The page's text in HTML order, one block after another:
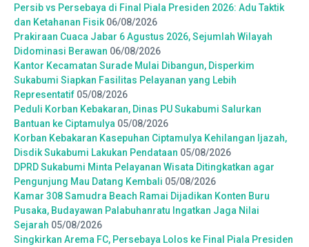
Persib vs Persebaya di Final Piala Presiden 2026: Adu Taktik
dan Ketahanan Fisik 06/08/2026
Prakiraan Cuaca Jabar 6 Agustus 2026, Sejumlah Wilayah
Didominasi Berawan 06/08/2026
Kantor Kecamatan Surade Mulai Dibangun, Disperkim
Sukabumi Siapkan Fasilitas Pelayanan yang Lebih
Representatif 05/08/2026
Peduli Korban Kebakaran, Dinas PU Sukabumi Salurkan
Bantuan ke Ciptamulya 05/08/2026
Korban Kebakaran Kasepuhan Ciptamulya Kehilangan Ijazah,
Disdik Sukabumi Lakukan Pendataan 05/08/2026
DPRD Sukabumi Minta Pelayanan Wisata Ditingkatkan agar
Pengunjung Mau Datang Kembali 05/08/2026
Kamar 308 Samudra Beach Ramai Dijadikan Konten Buru
Pusaka, Budayawan Palabuhanratu Ingatkan Jaga Nilai
Sejarah 05/08/2026
Singkirkan Arema FC, Persebaya Lolos ke Final Piala Presiden